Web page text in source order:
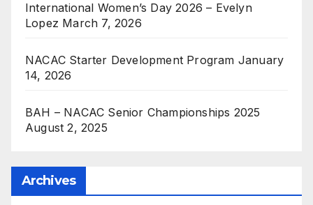
International Women’s Day 2026 – Evelyn
Lopez March 7, 2026
NACAC Starter Development Program January
14, 2026
BAH – NACAC Senior Championships 2025
August 2, 2025
Archives